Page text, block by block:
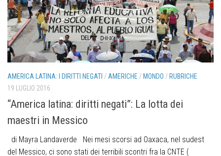
AMERICA LATINA: I DIRITTI NEGATI / AMERICHE / MONDO / RUBRICHE
19 LUGLIO 2016
“America latina: diritti negati”: La lotta dei
maestri in Messico
di Mayra Landaverde Nei mesi scorsi ad Oaxaca, nel sudest
del Messico, ci sono stati dei terribili scontri fra la CNTE (